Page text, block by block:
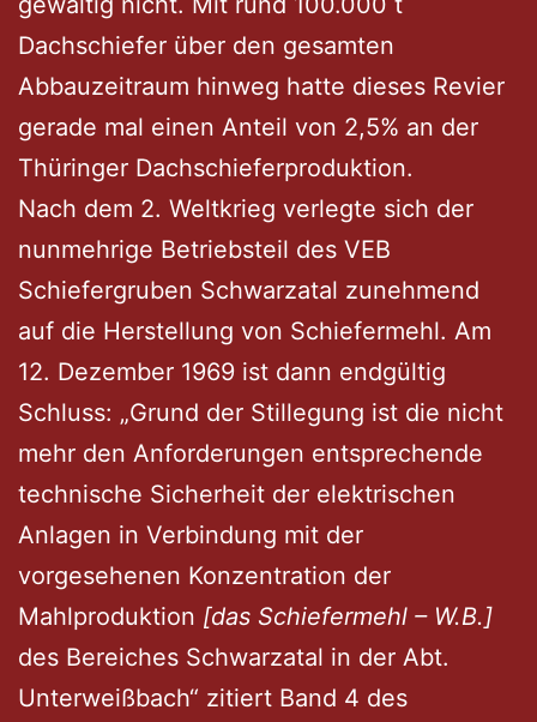
Dachschiefer über den gesamten
Abbauzeitraum hinweg hatte dieses Revier
gerade mal einen Anteil von 2,5% an der
Thüringer Dachschieferproduktion.
Nach dem 2. Weltkrieg verlegte sich der
nunmehrige Betriebsteil des VEB
Schiefergruben Schwarzatal zunehmend
auf die Herstellung von Schiefermehl. Am
12. Dezember 1969 ist dann endgültig
Schluss: „Grund der Stillegung ist die nicht
mehr den Anforderungen entsprechende
technische Sicherheit der elektrischen
Anlagen in Verbindung mit der
vorgesehenen Konzentration der
Mahlproduktion [das Schiefermehl – W.B.]
des Bereiches Schwarzatal in der Abt.
Unterweißbach“ zitiert Band 4 des